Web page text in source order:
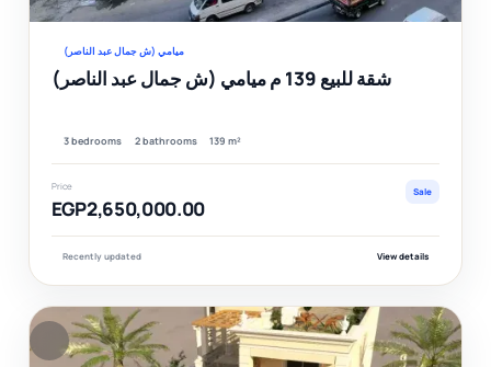
ميامي (ش جمال عبد الناصر)
شقة للبيع 139 م ميامي (ش جمال عبد الناصر)
3 bedrooms 2 bathrooms 139 m²
Price
EGP2,650,000.00
Sale
Recently updated View details